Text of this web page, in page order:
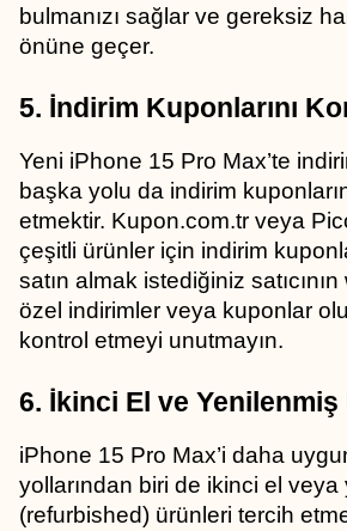
bulmanızı sağlar ve gereksiz
önüne geçer.
5. İndirim Kuponlarını
Yeni iPhone 15 Pro Max’te
başka yolu da indirim
etmektir. Kupon.com.tr veya
çeşitli ürünler için indirim
satın almak istediğiniz
özel indirimler veya kuponlar
kontrol etmeyi unutmayın.
6. İkinci El ve
iPhone 15 Pro Max’i daha
yollarından biri de ikinci el veya
(refurbished) ürünleri tercih